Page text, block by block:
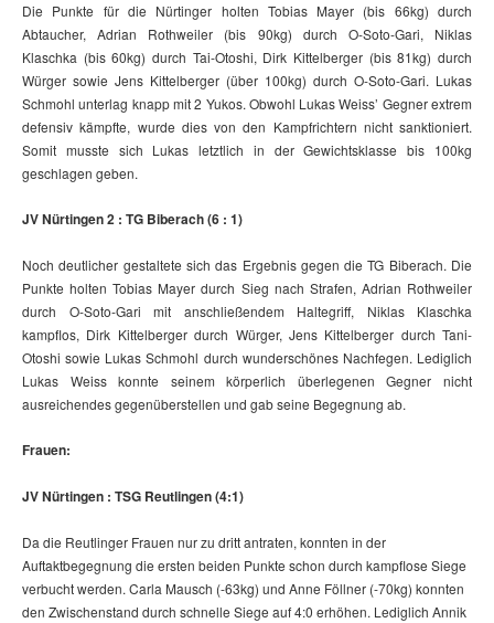
Die Punkte für die Nürtinger holten Tobias Mayer (bis 66kg) durch
Abtaucher, Adrian Rothweiler (bis 90kg) durch O-Soto-Gari, Niklas
Klaschka (bis 60kg) durch Tai-Otoshi, Dirk Kittelberger (bis 81kg) durch
Würger sowie Jens Kittelberger (über 100kg) durch O-Soto-Gari. Lukas
Schmohl unterlag knapp mit 2 Yukos. Obwohl Lukas Weiss’ Gegner extrem
defensiv kämpfte, wurde dies von den Kampfrichtern nicht sanktioniert.
Somit musste sich Lukas letztlich in der Gewichtsklasse bis 100kg
geschlagen geben.
JV Nürtingen 2 : TG Biberach (6 : 1)
Noch deutlicher gestaltete sich das Ergebnis gegen die TG Biberach. Die
Punkte holten Tobias Mayer durch Sieg nach Strafen, Adrian Rothweiler
durch O-Soto-Gari mit anschließendem Haltegriff, Niklas Klaschka
kampflos, Dirk Kittelberger durch Würger, Jens Kittelberger durch Tani-
Otoshi sowie Lukas Schmohl durch wunderschönes Nachfegen. Lediglich
Lukas Weiss konnte seinem körperlich überlegenen Gegner nicht
ausreichendes gegenüberstellen und gab seine Begegnung ab.
Frauen:
JV Nürtingen : TSG Reutlingen (4:1)
Da die Reutlinger Frauen nur zu dritt antraten, konnten in der
Auftaktbegegnung die ersten beiden Punkte schon durch kampflose Siege
verbucht werden. Carla Mausch (-63kg) und Anne Föllner (-70kg) konnten
den Zwischenstand durch schnelle Siege auf 4:0 erhöhen. Lediglich Annik